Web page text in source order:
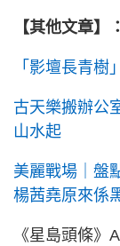
【其他文章】：
「影壇長青
古天樂搬辦公
山水起
美麗戰場｜盤
楊茜堯原來係
《星島頭條》